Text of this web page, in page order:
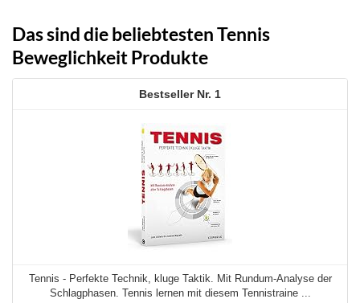
Das sind die beliebtesten Tennis
Beweglichkeit Produkte
1
Tennis - Perfekte Technik, kluge Taktik. Mit Rundum-Analyse der
Schlagphasen. Tennis lernen mit diesem Tennistraine ...